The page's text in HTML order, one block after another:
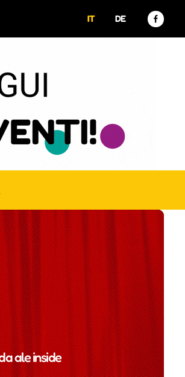
IT DE
ale inside